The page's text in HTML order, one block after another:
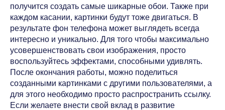
получится создать самые шикарные обои. Также при
каждом касании, картинки будут тоже двигаться. В
результате фон телефона может выглядеть всегда
интересно и уникально. Для того чтобы максимально
усовершенствовать свои изображения, просто
воспользуйтесь эффектами, способными удивлять.
После окончания работы, можно поделиться
созданными картинками с другими пользователями, а
для этого необходимо просто распространить ссылку.
Если желаете внести свой вклад в развитие